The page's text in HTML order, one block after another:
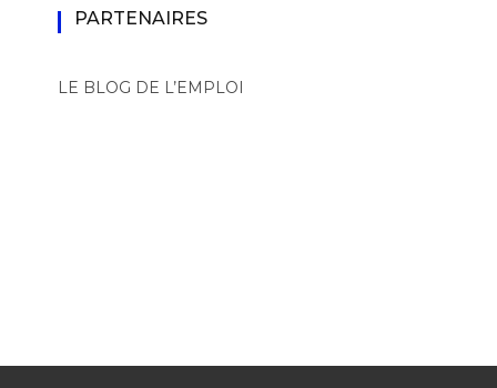
PARTENAIRES
LE BLOG DE L’EMPLOI